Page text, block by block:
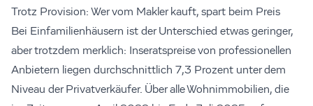
Trotz Provision: Wer vom Makler kauft, spart beim Preis
Bei Einfamilienhäusern ist der Unterschied etwas geringer,
aber trotzdem merklich: Inseratspreise von professionellen
Anbietern liegen durchschnittlich 7,3 Prozent unter dem
Niveau der Privatverkäufer. Über alle Wohnimmobilien, die